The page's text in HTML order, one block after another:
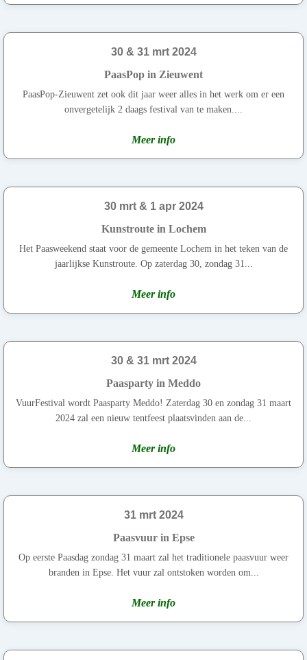
30 & 31 mrt 2024
PaasPop in Zieuwent
PaasPop-Zieuwent zet ook dit jaar weer alles in het werk om er een
onvergetelijk 2 daags festival van te maken....
Meer info
30 mrt & 1 apr 2024
Kunstroute in Lochem
Het Paasweekend staat voor de gemeente Lochem in het teken van de
jaarlijkse Kunstroute. Op zaterdag 30, zondag 31...
Meer info
30 & 31 mrt 2024
Paasparty in Meddo
VuurFestival wordt Paasparty Meddo! Zaterdag 30 en zondag 31 maart
2024 zal een nieuw tentfeest plaatsvinden aan de...
Meer info
31 mrt 2024
Paasvuur in Epse
Op eerste Paasdag zondag 31 maart zal het traditionele paasvuur weer
branden in Epse. Het vuur zal ontstoken worden om...
Meer info